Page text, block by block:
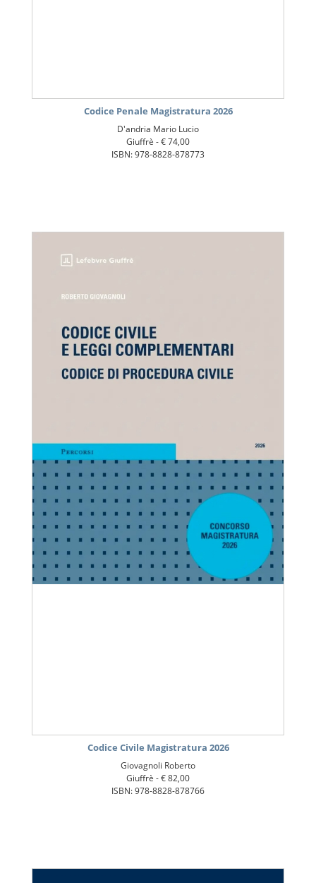
Codice Penale Magistratura 2026
D'andria Mario Lucio
Giuffrè -€ 74,00
ISBN: 978-8828-878773
Codice Civile Magistratura 2026
Giovagnoli Roberto
Giuffrè -€ 82,00
ISBN: 978-8828-878766